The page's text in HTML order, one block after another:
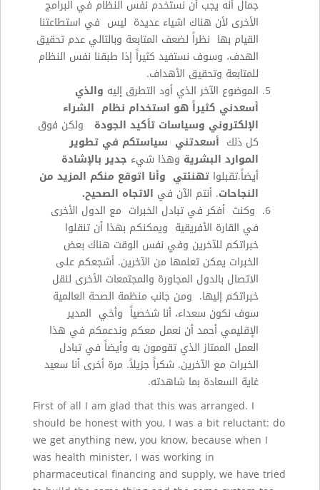
جمال أنه يجب أن نستخدم نفس النظام في البرامج
الأخرى لأن هناك اشياء عديدة ليس في استطاعتنا
القيام بها نظراً لضعف المتابعة وبالتالي عدم تحقيق
الهدف، وسوف نستفيد كثيراً إذا طبقنا نفس النظام
للمتابعة وتحقيق الأهداف.
الموضوع الآخر الذي أود التطرق إليه والذي
أسعدني كثيراً هو استخدام نظام الشراء
الإلكتروني وسياسات تأكيد الجودة ولكن فوق
كل ذلك أسعدتني سياستكم في تطوير
الموارد البشرية وهذا شيء جدير بالإشادة
أيضاً.تقبلوا تهنئتي وأنا اتوقع منكم المزيد من
النجاحات. أنتم الآن في الاتجاه الصحيح.
وكنت أفكر في تبادل الخبرات مع الدول الأخرى
في القارة الأفريقية ويمكنكم بهذا أن تنقلوا
خبراتكم للآخرين وفي نفس الوقت هناك بعض
الخبرات يمكن تعلمها من الآخرين. أشجعكم على
الاتصال بالدول المجاورة والمجتمعات الأخرى لنقل
خبراتكم إليها. ومن جانب منظمة الصحة العالمية
سوف نكون سعداء، أنا شخصياً وأخي المدير
الإقليمي أحمد أن نعمل معكم وندعمكم في هذا
العمل الممتاز الذي تقومون به وأيضاً في تبادل
الخبرات مع الآخرين. شكراً جزيلاً. مرة أخرى أنا سعيد
غاية السعادة بما شاهدته.
First of all I am glad that this was arranged. I
should be honest with you, I was a bit reluctant: do
we get anything new, you know, because when I
was health minister, I was working in
pharmaceutical financing and supply, we have tried